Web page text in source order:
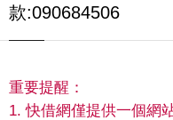
款:090684506
重要提醒：
1. 快借網僅提供一個網